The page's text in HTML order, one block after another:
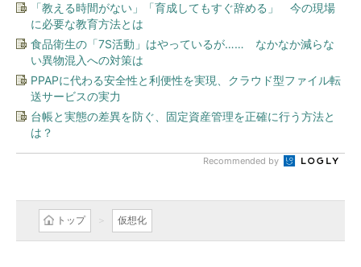
「教える時間がない」「育成してもすぐ辞める」 今の現場
に必要な教育方法とは
食品衛生の「7S活動」はやっているが…… なかなか減らな
い異物混入への対策は
PPAPに代わる安全性と利便性を実現、クラウド型ファイル転
送サービスの実力
台帳と実態の差異を防ぐ、固定資産管理を正確に行う方法と
は？
Recommended by
トップ 仮想化